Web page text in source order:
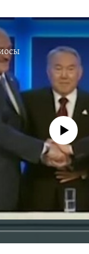
media source